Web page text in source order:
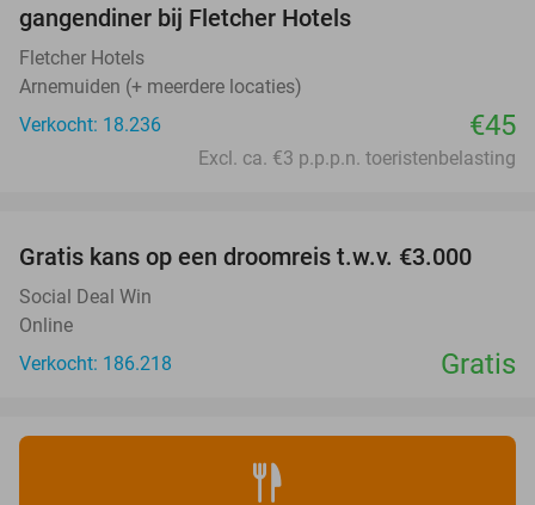
gangendiner bij Fletcher Hotels
Fletcher Hotels
Arnemuiden (+ meerdere locaties)
Verkocht: 18.236
€45
Excl. ca. €3 p.p.p.n. toeristenbelasting
Gratis kans op een droomreis t.w.v. €3.000
Social Deal Win
Online
Verkocht: 186.218
Gratis